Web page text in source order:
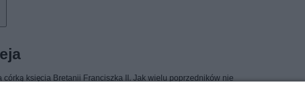
córką księcia Bretanii Franciszka II. Jak wielu poprzedników nie
jego niewielkiego księstewka było możliwe dzięki